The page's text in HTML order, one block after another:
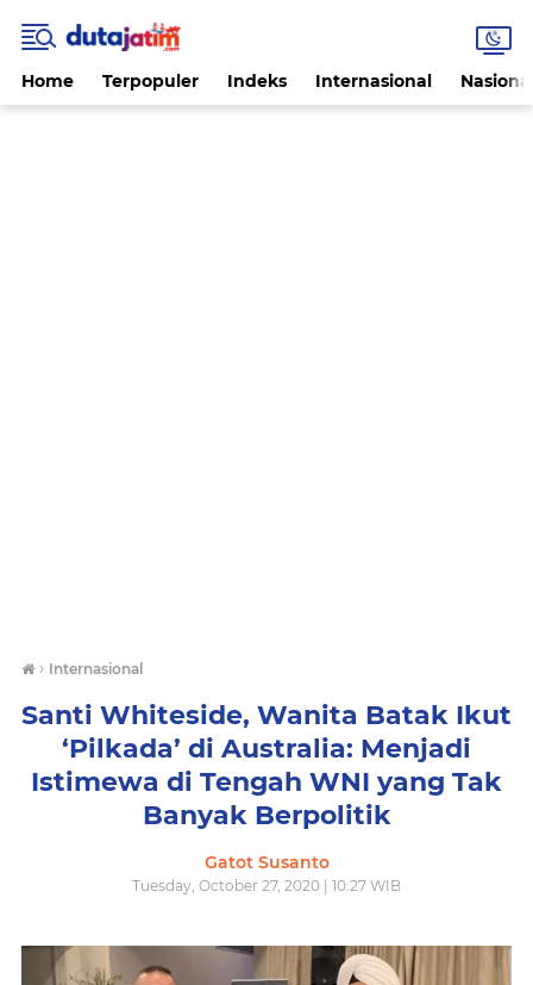
Home Terpopuler Indeks Internasional
› Internasional
Santi Whiteside, Wanita Batak Ikut
‘Pilkada’ di Australia: Menjadi
Istimewa di Tengah WNI yang Tak
Banyak Berpolitik
Gatot Susanto
Tuesday, October 27, 2020 | 10:27 WIB